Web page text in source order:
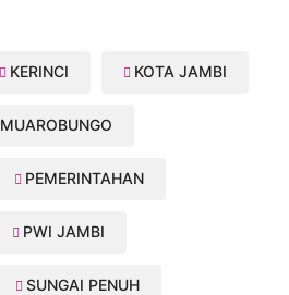
KERINCI KOTA JAMBI
MUAROBUNGO
PEMERINTAHAN
PWI JAMBI
SUNGAI PENUH